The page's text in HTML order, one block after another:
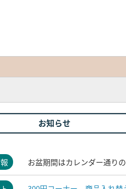
お知らせ
お盆期間はカレンダー通り